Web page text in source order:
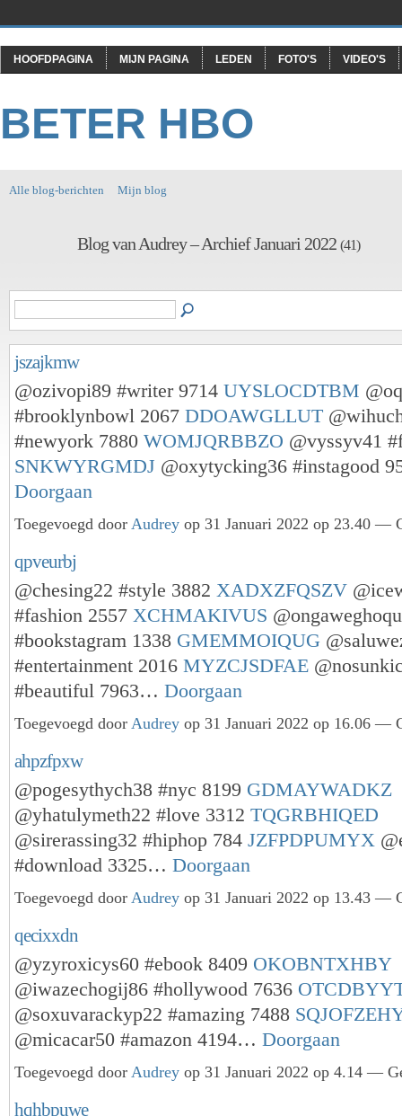
HOOFDPAGINA MIJN PAGINA LEDEN FOTO'S VIDEO'S
BETER HBO
Alle blog-berichten Mijn blog
Blog van Audrey – Archief Januari 2022 (41)
jszajkmw
@ozivopi89 #writer 9714 UYSLOCDTBM
#brooklynbowl 2067 DDOAWGLLUT
#newyork 7880 WOMJQRBBZO @vyssyv41
SNKWYRGMDJ @oxytycking36 #instagood
Doorgaan
Toegevoegd door Audrey op 31 Januari 2022 op 23.40 —
qpveurbj
@chesing22 #style 3882 XADXZFQSZV
#fashion 2557 XCHMAKIVUS
#bookstagram 1338 GMEMMOIQUG
#entertainment 2016 MYZCJSDFAE
#beautiful 7963… Doorgaan
Toegevoegd door Audrey op 31 Januari 2022 op 16.06 —
ahpzfpxw
@pogesythych38 #nyc 8199 GDMAYWADKZ
@yhatulymeth22 #love 3312 TQGRBHIQED
@sirerassing32 #hiphop 784 JZFPDPUMYX
#download 3325… Doorgaan
Toegevoegd door Audrey op 31 Januari 2022 op 13.43 —
qecixxdn
@yzyroxicys60 #ebook 8409 OKOBNTXHBY
@iwazechogij86 #hollywood 7636
@soxuvarackyp22 #amazing 7488
@micacar50 #amazon 4194… Doorgaan
Toegevoegd door Audrey op 31 Januari 2022 op 4.14 —
hqhbpuwe